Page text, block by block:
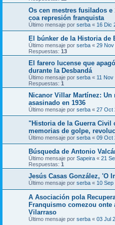
Os cen mestres fusilados e
coa represión franquista
Último mensaje por serba « 16 Dic
El búnker de la Historia de
Último mensaje por serba « 29 Nov
Respuestas: 13
El farero lucense que
durante la Desbandá
Último mensaje por serba « 11
Respuestas: 1
Nicanor Villar Martínez: Un
asasinado en 1936
Último mensaje por serba « 27 Oct
"Historia de la Guerra Civil
memorias de golpe,
Último mensaje por serba « 09 Oct
Búsqueda de Antonio
Último mensaje por Sapeira « 21
Respuestas: 1
Jesús Casas González, 'O
Último mensaje por serba « 10
A Asociación pola
Franquismo comezou
Vilarraso
Último mensaje por serba « 03 Jul